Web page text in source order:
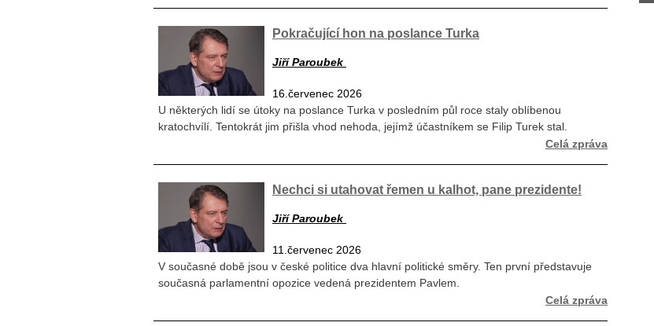
Pokračující hon na poslance Turka
Jiří Paroubek
16.červenec 2026
U některých lidí se útoky na poslance Turka v posledním půl roce staly oblíbenou
kratochvílí. Tentokrát jim přišla vhod nehoda, jejímž účastníkem se Filip Turek stal.
Celá zpráva
Nechci si utahovat řemen u kalhot, pane prezidente!
Jiří Paroubek
11.červenec 2026
V současné době jsou v české politice dva hlavní politické směry. Ten první představuje
současná parlamentní opozice vedená prezidentem Pavlem.
Celá zpráva